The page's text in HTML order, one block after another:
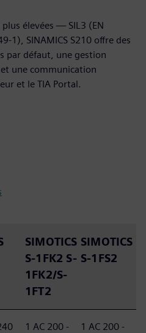
élevées — SIL3 (EN
1), SINAMICS S210 offre des
par défaut, une gestion
une communication
et le TIA Portal.
SIMOTICS
S-1FK2 S-
1FK2/S-
1FT2
SIMOTICS
S-1FS2
1 AC 200 -
1 AC 200 -